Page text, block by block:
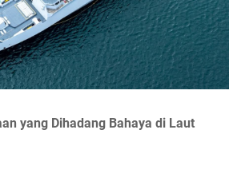
yang Dihadang Bahaya di Laut